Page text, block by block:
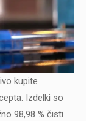
kupite
Izdelki so
98,98 % čisti